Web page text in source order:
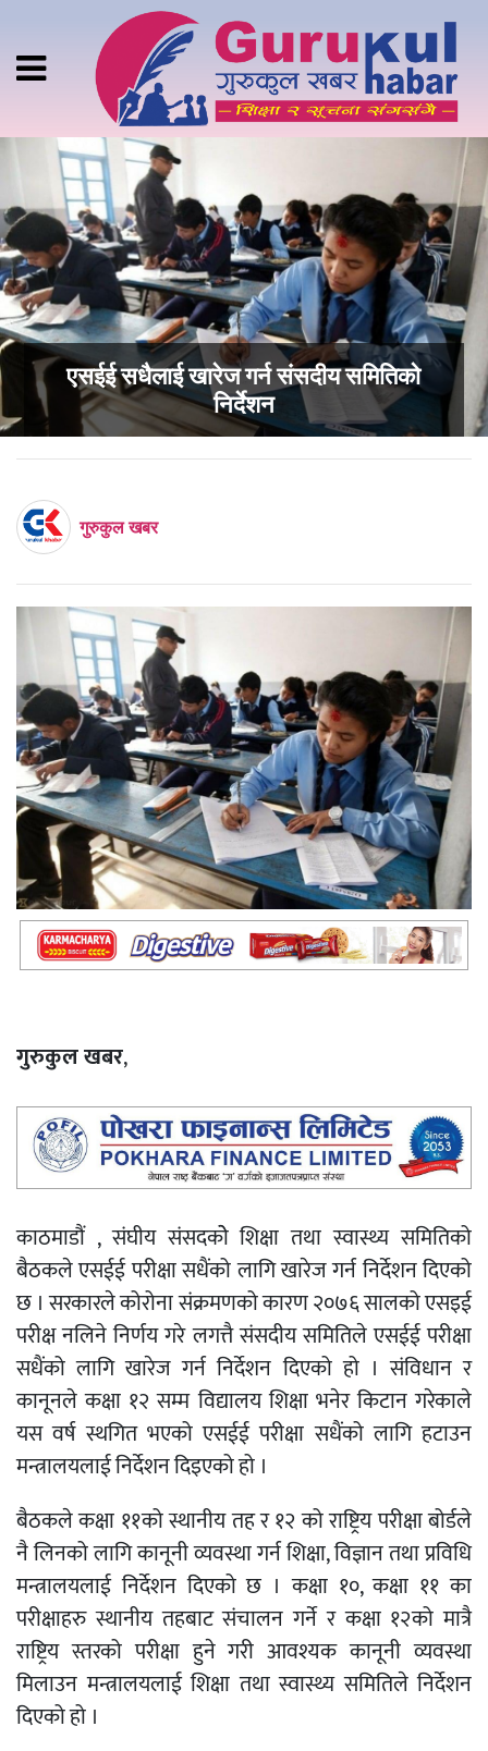
एसईई सधैलाई खारेज गर्न संसदीय समितिको
निर्देशन
गुरुकुल खबर
गुरुकुल खबर,
काठमाडौं , संघीय संसदकोे शिक्षा तथा स्वास्थ्य समितिको
बैठकले एसईई परीक्षा सधैंको लागि खारेज गर्न निर्देशन दिएको
छ । सरकारले कोरोना संक्रमणको कारण २०७६ सालको एसइई
परीक्ष नलिने निर्णय गरे लगत्तै संसदीय समितिले एसईई परीक्षा
सधैंको लागि खारेज गर्न निर्देशन दिएको हो । संविधान र
कानूनले कक्षा १२ सम्म विद्यालय शिक्षा भनेर किटान गरेकाले
यस वर्ष स्थगित भएको एसईई परीक्षा सधैंको लागि हटाउन
मन्त्रालयलाई निर्देशन दिइएको हो ।
बैठकले कक्षा ११को स्थानीय तह र १२ को राष्ट्रिय परीक्षा बोर्डले
नै लिनको लागि कानूनी व्यवस्था गर्न शिक्षा, विज्ञान तथा प्रविधि
मन्त्रालयलाई निर्देशन दिएको छ । कक्षा १०, कक्षा ११ का
परीक्षाहरु स्थानीय तहबाट संचालन गर्ने र कक्षा १२को मात्रै
राष्ट्रिय स्तरको परीक्षा हुने गरी आवश्यक कानूनी व्यवस्था
मिलाउन मन्त्रालयलाई शिक्षा तथा स्वास्थ्य समितिले निर्देशन
दिएको हो ।